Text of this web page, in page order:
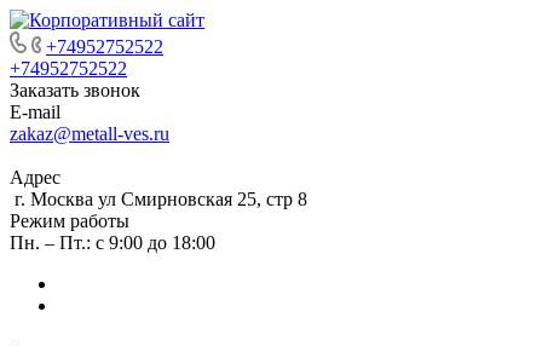
+74952752522
+74952752522
Заказать звонок
E-mail
zakaz@metall-ves.ru
Адрес
г. Москва ул Смирновская 25, стр 8
Режим работы
Пн. – Пт.: с 9:00 до 18:00